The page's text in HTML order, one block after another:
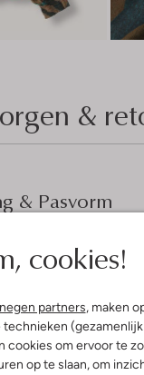
cookies!
negen partners, maken
cookies om ervoor te
op te slaan, om
&
& Pasvorm
100% Viscose
Mouw